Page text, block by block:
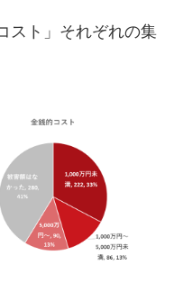
スト」それぞれの集